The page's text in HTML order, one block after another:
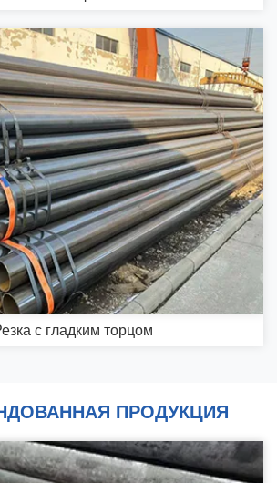
с гладким торцом
ПРОДУКЦИЯ